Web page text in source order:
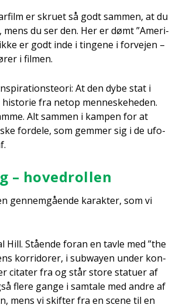
er skru­et så godt sam­men, at du
du ser den. Her er dømt ”Ame­ri­
er godt inde i tin­ge­ne i for­vej­en –
i fil­men.
At den dybe stat i
fra net­op men­ne­ske­he­den.
Alt sam­men i kam­pen for at
for­de­le, som gem­mer sig i de ufo-
– hoved­rol­len
gen­nem­gå­en­de karak­ter, som vi
Stå­en­de for­an en tav­le med ”the
kor­ri­do­rer, i sub­way­en under kon­
cita­ter fra og står sto­re sta­tu­er af
fle­re gan­ge i sam­ta­le med andre af
mens vi skif­ter fra en sce­ne til en